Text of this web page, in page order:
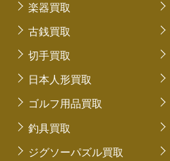
楽器買取
古銭買取
切手買取
日本人形買取
ゴルフ用品買取
釣具買取
ジグソーパズル買取